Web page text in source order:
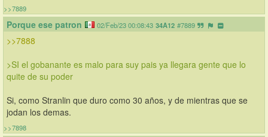
>>7889
Porque ese patron 02/Feb/23 00:08:43 34A12 #7889
>>7888
>SI el gobanante es malo para suy pais ya llegara gente que lo
quite de su poder
Si, como Stranlin que duro como 30 años, y de mientras que se
jodan los demas.
>>7898